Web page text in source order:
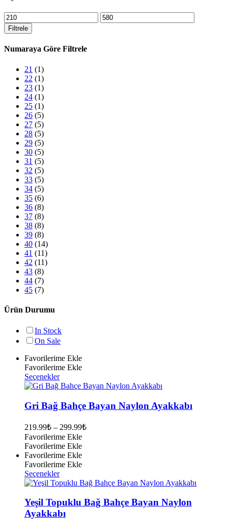
En
düşük
fiyat
En
yüksek
Filtrele
Numaraya Göre Filtrele
21 (1)
22 (1)
23 (1)
24 (1)
25 (1)
26 (5)
27 (5)
28 (5)
29 (5)
30 (5)
31 (5)
32 (5)
33 (5)
34 (5)
35 (6)
36 (8)
37 (8)
38 (8)
39 (8)
40 (14)
41 (11)
42 (11)
43 (8)
44 (7)
45 (7)
Ürün Durumu
In Stock
On Sale
Favorilerime Ekle
Favorilerime Ekle
SeçeneklerBu
ürünün
fazla
varyasyonu
Seçenekler
ürün
sayfasından
seçilebilir
Gri Bağ Bahçe Bayan Naylon Ayakkabı
219.99₺ – 299.99₺
Favorilerime Ekle
Favorilerime Ekle
Favorilerime Ekle
Favorilerime Ekle
SeçeneklerBu
ürünün
fazla
varyasyonu
var.
Yeşil Topuklu Bağ Bahçe Bayan Naylon
Ayakkabı